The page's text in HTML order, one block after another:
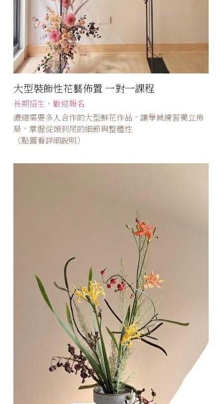
大型裝飾性花藝佈置 一對一課程
長期招生，歡迎報名
濃縮需要多人合作的大型鮮花作品，讓學員練習獨立佈
局，掌握從頭到尾的細節與整體性
（點圖看詳細說明）